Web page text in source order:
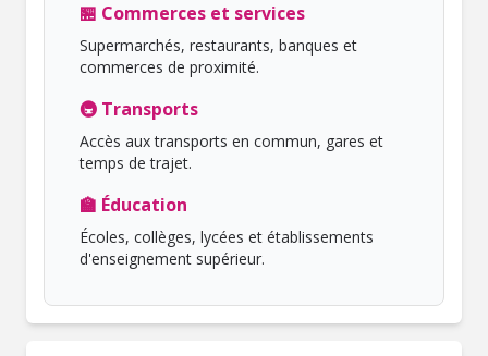
🏪 Commerces et services
Supermarchés, restaurants, banques et
commerces de proximité.
🚇 Transports
Accès aux transports en commun, gares et
temps de trajet.
🏫 Éducation
Écoles, collèges, lycées et établissements
d'enseignement supérieur.